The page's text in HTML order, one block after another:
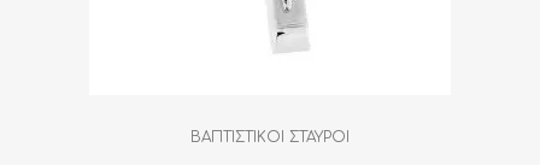
ΒΑΠΤΙΣΤΙΚΟΙ ΣΤΑΥΡΟΙ